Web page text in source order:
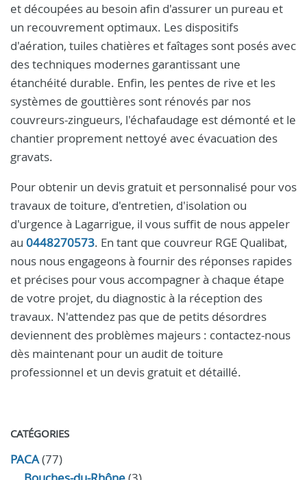
et découpées au besoin afin d'assurer un pureau et
un recouvrement optimaux. Les dispositifs
d'aération, tuiles chatières et faîtages sont posés avec
des techniques modernes garantissant une
étanchéité durable. Enfin, les pentes de rive et les
systèmes de gouttières sont rénovés par nos
couvreurs-zingueurs, l'échafaudage est démonté et le
chantier proprement nettoyé avec évacuation des
gravats.
Pour obtenir un devis gratuit et personnalisé pour vos
travaux de toiture, d'entretien, d'isolation ou
d'urgence à Lagarrigue, il vous suffit de nous appeler
au 0448270573. En tant que couvreur RGE Qualibat,
nous nous engageons à fournir des réponses rapides
et précises pour vous accompagner à chaque étape
de votre projet, du diagnostic à la réception des
travaux. N'attendez pas que de petits désordres
deviennent des problèmes majeurs : contactez-nous
dès maintenant pour un audit de toiture
professionnel et un devis gratuit et détaillé.
CATÉGORIES
PACA(77)